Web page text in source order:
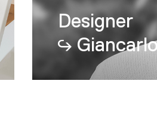
Cascina
/ Serralunga
Designer